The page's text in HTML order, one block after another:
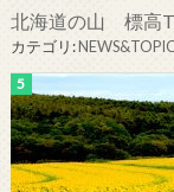
北海道の山 標高
カテゴリ: